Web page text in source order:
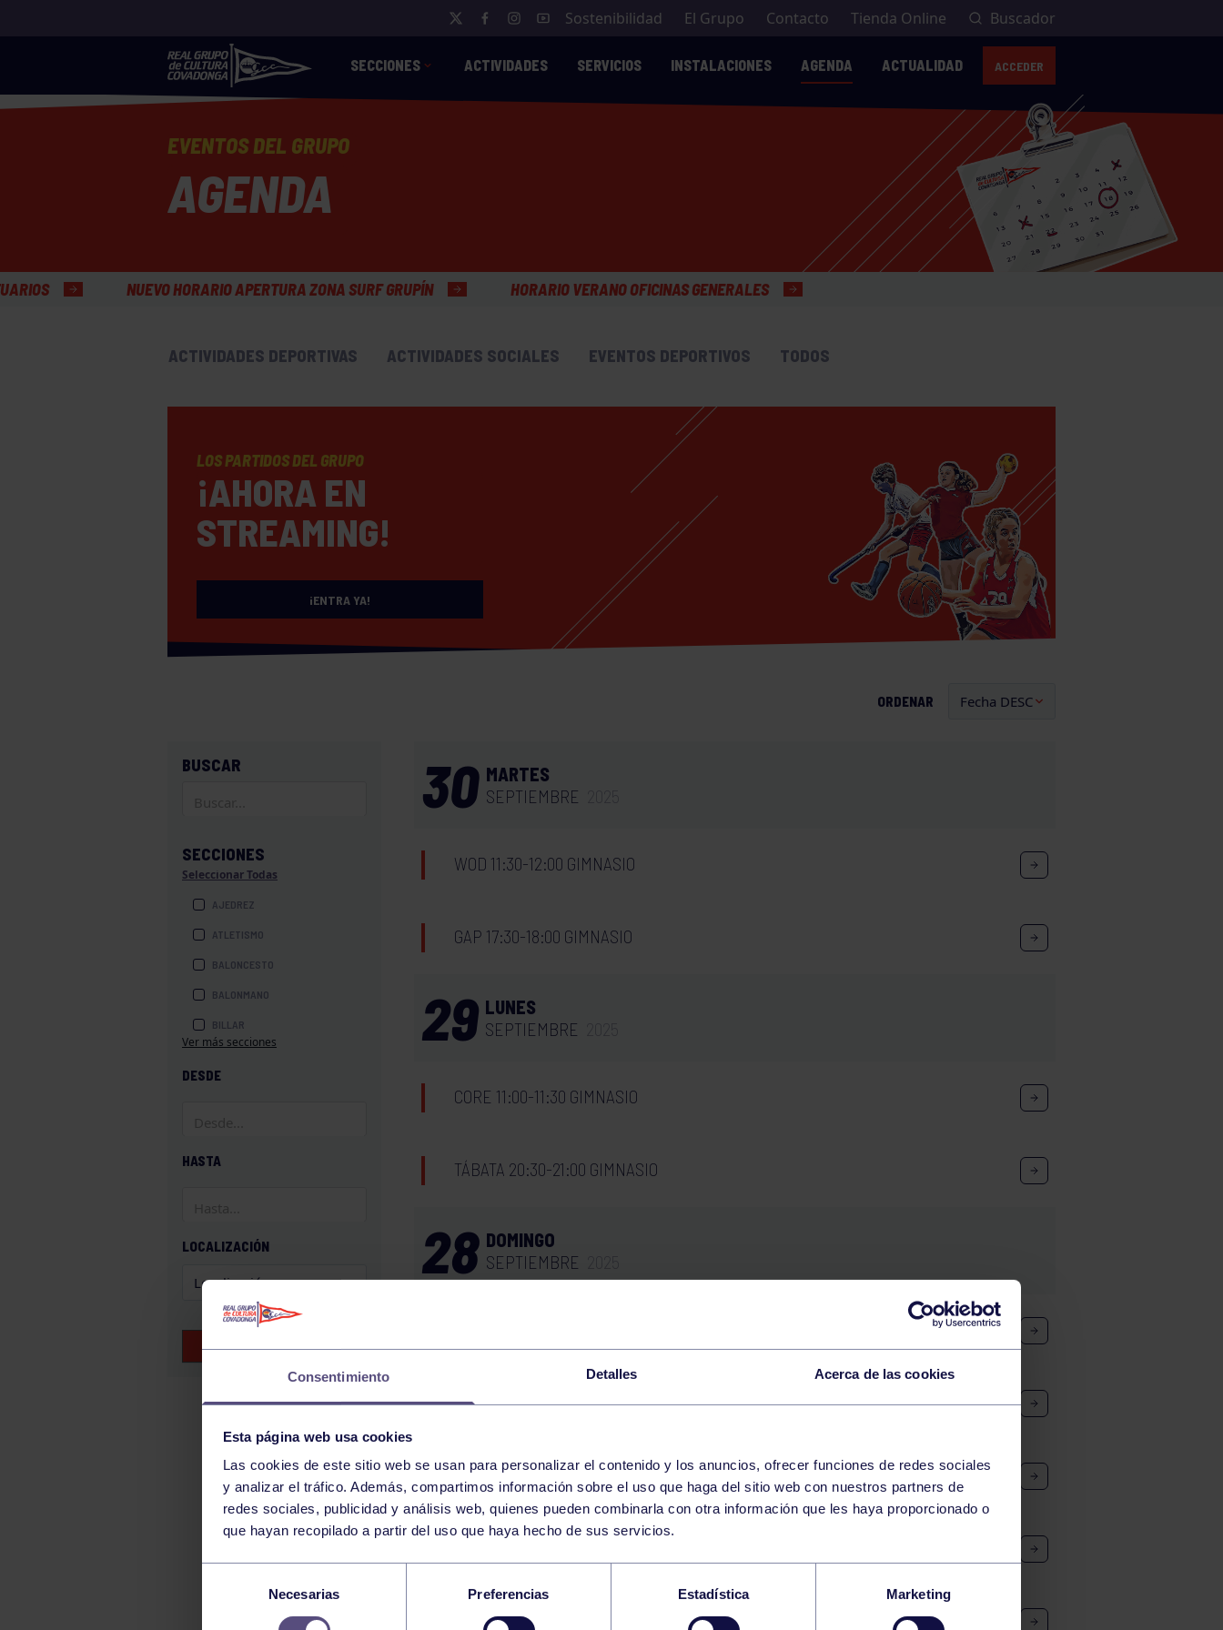
Consentimiento Detalles Acerca de las cookies
Esta página web usa cookies
Las cookies de este sitio web se usan para personalizar el contenido y los anuncios, ofrecer funciones de redes sociales
y analizar el tráfico. Además, compartimos información sobre el uso que haga del sitio web con nuestros partners de
redes sociales, publicidad y análisis web, quienes pueden combinarla con otra información que les haya proporcionado o
que hayan recopilado a partir del uso que haya hecho de sus servicios.
consentimiento
Necesarias Preferencias Estadística Marketing
Sostenibilidad El Grupo Contacto Tienda Online Buscador
SECCIONES ACTIVIDADES SERVICIOS INSTALACIONES AGENDA ACTUALIDAD ACCEDER
EVENTOS DEL GRUPO
AGENDA
HORARIO APERTURA ZONA SURF GRUPÍN HORARIO VERANO OFICINAS GENERALES
ACTIVIDADES DEPORTIVAS ACTIVIDADES SOCIALES EVENTOS DEPORTIVOS TODOS
LOS PARTIDOS DEL GRUPO
¡AHORA EN
STREAMING!
¡ENTRA YA!
ORDENAR
BUSCAR
SECCIONES
Seleccionar Todas
AJEDREZ
ATLETISMO
BALONCESTO
BALONMANO
BILLAR
BOXEO
JUDO
NATACIÓN
PÁDEL
PELOTA
PIRAGÜISMO
Ver más secciones
DESDE
HASTA
LOCALIZACIÓN
BUSCAR EVENTOS
30 MARTES
SEPTIEMBRE
WOD 11:30-12:00 GIMNASIO
GAP 17:30-18:00 GIMNASIO
29 LUNES
SEPTIEMBRE
CORE 11:00-11:30 GIMNASIO
TÁBATA 20:30-21:00 GIMNASIO
28 DOMINGO
SEPTIEMBRE
BENJAMÍN FEMENINO A: RGCC – ART CHIVO
10:00h
12:00h BALONCESTO
GIJÓN
ALEVÍN MASCULINO A: L´ARBEYAL – RGCC
10:00 BALONCESTO
GIJÓN
20:00 JUNIOR MASCULINO B: RGCC – PUMARÍN